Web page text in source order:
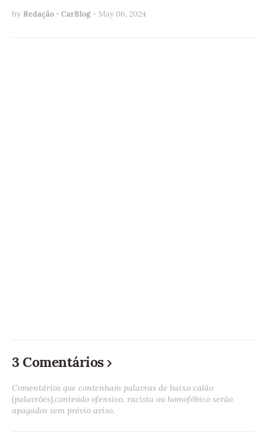
by Redação - CarBlog - May 06, 2024
3 Comentários
Comentários que contenham palavras de baixo calão
(palavrões),conteúdo ofensivo, racista ou homofóbico serão
apagados sem prévio aviso.